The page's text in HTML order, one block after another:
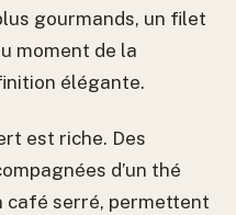
gourmands, un filet
moment de la
élégante.
est riche. Des
d’un thé
café serré, permettent